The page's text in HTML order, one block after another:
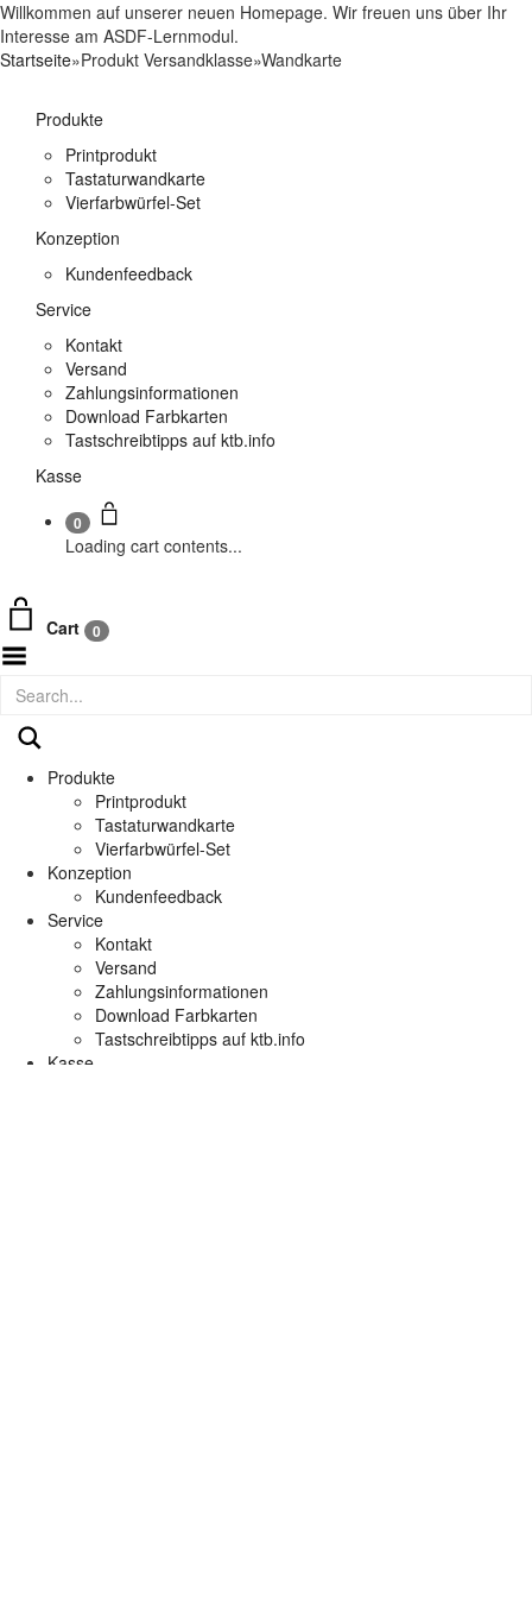
Willkommen auf unserer neuen Homepage. Wir freuen uns über Ihr
Interesse am ASDF-Lernmodul.
Startseite»Produkt Versandklasse»Wandkarte
Produkte
Printprodukt
Tastaturwandkarte
Vierfarbwürfel-Set
Konzeption
Kundenfeedback
Service
Kontakt
Versand
Zahlungsinformationen
Download Farbkarten
Tastschreibtipps auf ktb.info
Kasse
0
Loading cart contents...
Cart 0
Produkte
Printprodukt
Tastaturwandkarte
Vierfarbwürfel-Set
Konzeption
Kundenfeedback
Service
Kontakt
Versand
Zahlungsinformationen
Download Farbkarten
Tastschreibtipps auf ktb.info
Kasse